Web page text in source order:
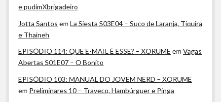
e pudimXbrigadeiro
Jotta Santos emLa Siesta S03E04 – Suco de Laranja, Tiquira
e Thaineh
EPISÓDIO 114: QUE E-MAIL É ESSE? – XORUME emVagas
Abertas S01E07 – O Bonito
EPISÓDIO 103: MANUAL DO JOVEM NERD – XORUME
em Preliminares 10 – Traveco, Hambúrguer e Pinga